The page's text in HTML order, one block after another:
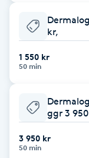
Celluliter
Coachning
Color correction
Cryoterapi
kr,
1 550 kr
50 min
ggr 3
3 950 kr
50 min